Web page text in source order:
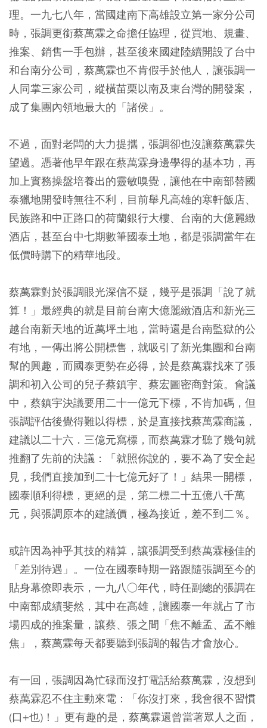
理。一九七八年，當國建南下高雄設立第一家分公司
時，張調更銜蔡萬霖之命擔任協理，從買地、規畫、
推案、銷售一手包辦，甚至後來國建陸續開設了台中
和台南分公司，蔡萬霖也不肯假手於他人，讓張調一
人同掌三家公司，縱橫苗栗以南及東台灣的開發案，
成了集團內領地最大的「諸侯」。
不過，面對老闆的大力提攜，張調卻也沒讓蔡萬霖失
望過。憑著他早年跟在蔡萬霖身邊學得的基本功，再
加上實務操盤培養出的靈敏嗅覺，讓他在中南部替國
泰獵地開發時無往不利，目前舉凡高雄的寒軒飯店、
民族路和中正路口的荷蘭銀行大樓、台南的大億麗緻
酒店，甚至台中七期數筆國泰土地，都是張調當年在
低價時購下的精華地段。
蔡萬霖對於張調眼光深信不疑，幾乎是張調「說了就
算！」最經典的就是目前台南大億麗緻酒店和新光三
越台南新天地的近萬坪土地，當時還是台南監獄的公
有地，一傳出將公開標售，就吸引了新光集團和台南
幫的興趣，而國泰更勢在必得，於是蔡萬霖找來了張
調和初入公司的兒子蔡鎮宇、蔡宏圖密商對策。會議
中，蔡鎮宇決議要用二十一億元下標，不肯加碼，但
張調評估後覺得難以得標，於是直接找蔡萬霖商議，
建議以二十六．三億元寫標，而蔡萬霖才聽了幾句就
推翻了先前的決議：「就照你說的，要不為了安全起
見，我們直接加到二十七億元好了！」結果一開標，
國泰順利得標，更絕的是，第二標二十五億八千萬
元，與張調原本的建議價，極為接近，差不到二％。
或許因為神乎其技的精算，讓張調受到蔡萬霖極佳的
「差別待遇」。一位在國泰時期一路跟隨張調至今的
貼身幕僚即表示，一九八○年代，時任副總的張調在
中南部成績斐然，其中在高雄，讓國泰一年就占了市
場四成的推案量，讓蔡、張之間「焦不離孟、孟不離
焦」，蔡萬霖每天都要聽到張調的報告才會放心。
有一回，張調因為忙碌而沒打電話給蔡萬霖，沒想到
蔡萬霖忍不住主動來電：「你沒打來，我會很不習慣
(口+也)！」更有趣的是，蔡萬霖還曾當著眾人之面，